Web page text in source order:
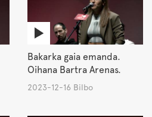
Bakarka gaia emanda.
Oihana Bartra Arenas.
2023-12-16 Bilbo